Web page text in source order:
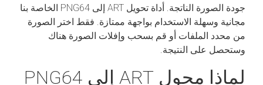
جودة الصورة الناتجة. أداة تحويل ART إلى PNG64 الخاصة بنا
مجانية وسهلة الاستخدام بواجهة ممتازة. فقط اختر الصورة
من محدد الملفات أو قم بسحب وإفلات الصورة هناك
وستحصل على النتيجة.
لماذا محول ART إلى PNG64